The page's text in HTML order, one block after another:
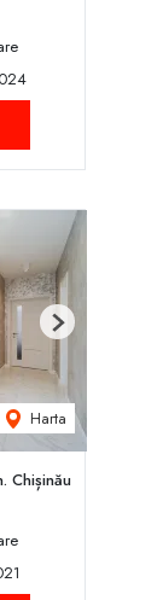
Harta
Next
Chișinău